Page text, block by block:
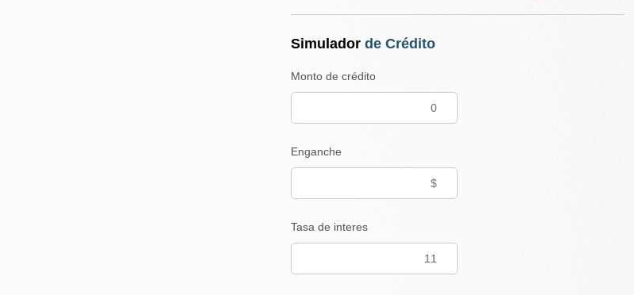
Simuladorde Crédito
Monto de crédito
Enganche
Tasa de interes